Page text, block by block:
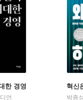
읽힌다…… 베커가 다
발밑의 연약한 행성
이 주제가 마땅히 받아
Herald)』
한 경영
언
혁신
박종